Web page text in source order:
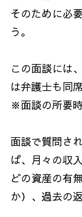
そのために必
う。
この面談には
は弁護士も同席
※面談の所要
面談で質問さ
ば、月々の収
どの資産の有
か）、過去の